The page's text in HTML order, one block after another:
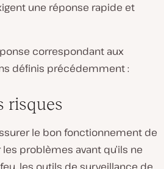
une réponse rapide et
correspondant aux
définis précédemment :
risques
le bon fonctionnement de
problèmes avant qu’ils ne